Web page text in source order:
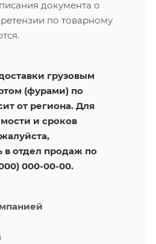
документа о
по товарному
грузовым
(фурами) по
от региона. Для
и сроков
в отдел продаж по
000-00-00.